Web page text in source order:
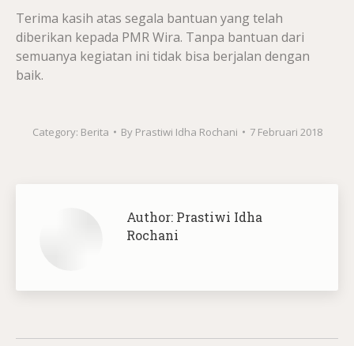
Terima kasih atas segala bantuan yang telah
diberikan kepada PMR Wira. Tanpa bantuan dari
semuanya kegiatan ini tidak bisa berjalan dengan
baik.
Category: Berita By Prastiwi Idha Rochani 7 Februari 2018
Author: Prastiwi Idha
Rochani